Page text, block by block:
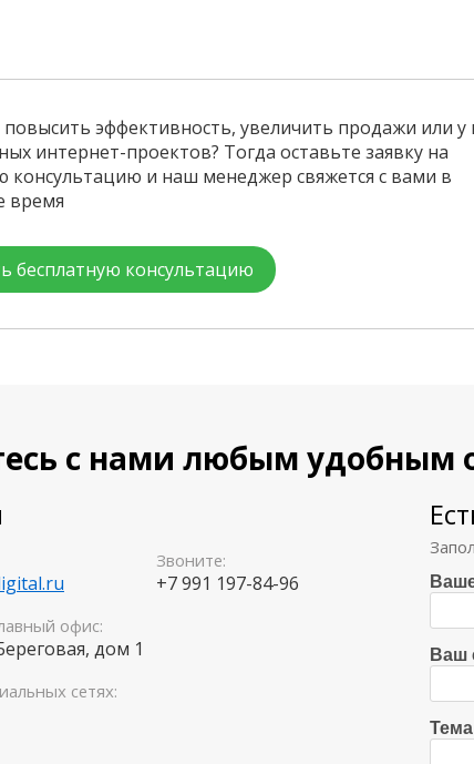
эффективность, увеличить продажи или у
интернет-проектов? Тогда оставьте заявку на
консультацию и наш менеджер свяжется с вами в
время
бесплатную консультацию
с нами любым удобным
Звоните:
+7 991 197-84-96
офис:
дом 1
сетях:
Ваш
Тема